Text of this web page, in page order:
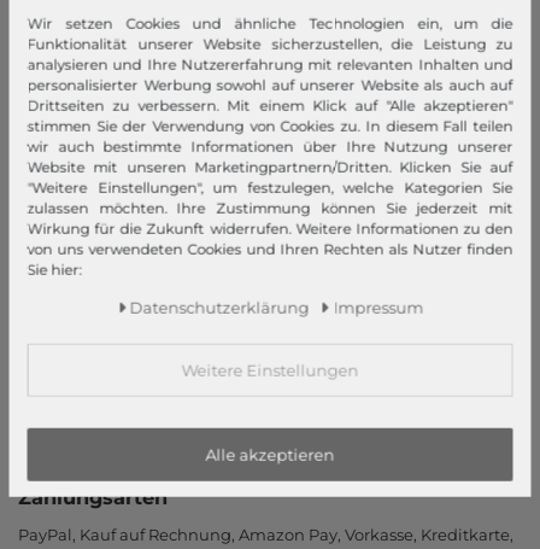
Jobs
Unsere Stores
Mein Konto
Login
Neukunde?
Informationen
Kontakt
Rückrufservice
Hilfe & FAQ
Zahlung und Versand
Zahlungsarten
PayPal, Kauf auf Rechnung, Amazon Pay, Vor­kasse, Kredit­karte,
Wir setzen Cookies und ähnliche Technologien ein, um die
Funktionalität unserer Website sicherzustellen, die Leistung zu
analysieren und Ihre Nutzererfahrung mit relevanten Inhalten und
personalisierter Werbung sowohl auf unserer Website als auch auf
Drittseiten zu verbessern. Mit einem Klick auf "Alle akzeptieren"
stimmen Sie der Verwendung von Cookies zu. In diesem Fall teilen
wir auch bestimmte Informationen über Ihre Nutzung unserer
Website mit unseren Marketingpartnern/Dritten. Klicken Sie auf
"Weitere Einstellungen", um festzulegen, welche Kategorien Sie
zulassen möchten. Ihre Zustimmung können Sie jederzeit mit
Wirkung für die Zukunft widerrufen. Weitere Informationen zu den
von uns verwendeten Cookies und Ihren Rechten als Nutzer finden
Sie hier:
Daten­schutz­erklärung Impressum
Weitere Einstellungen
Alle akzeptieren